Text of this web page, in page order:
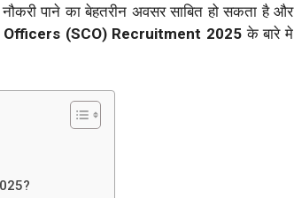
पाने का बेहतरीन अवसर साबित हो सकता है और
Officers (SCO) Recruitment 2025के बारे मे